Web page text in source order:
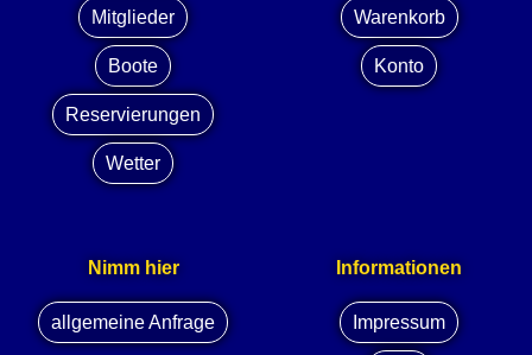
Mitglieder
Boote
Reservierungen
Wetter
Warenkorb
Konto
Nimm hier
allgemeine Anfrage
Informationen
Impressum